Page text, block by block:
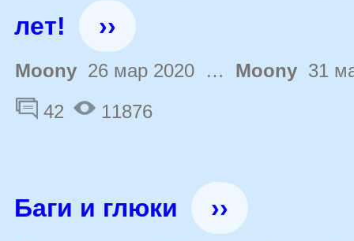
лет!
››
Moony 26 мар 2020 … Moony 31
42
11876
Баги и глюки ››